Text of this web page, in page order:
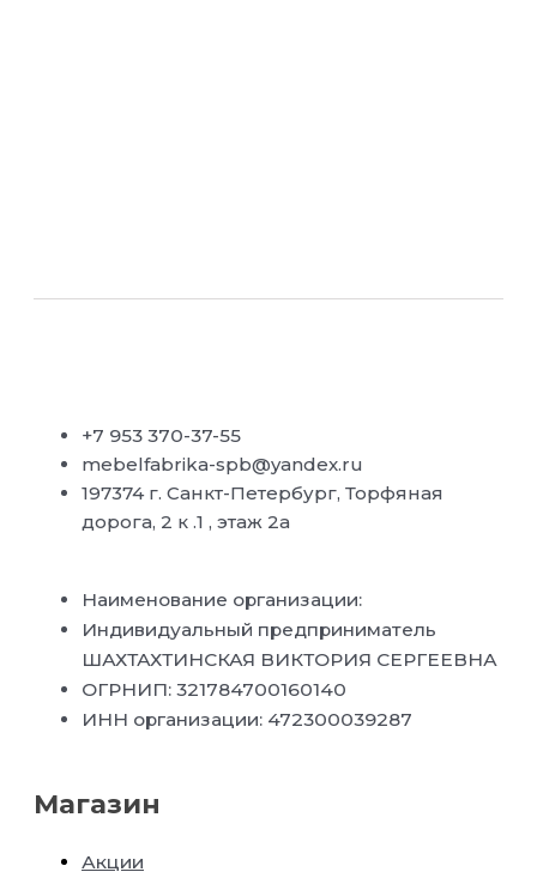
+7 953 370-37-55
mebelfabrika-spb@yandex.ru
197374 г. Санкт-Петербург, Торфяная
дорога, 2 к .1 , этаж 2а
Наименование организации:
Индивидуальный предприниматель
ШАХТАХТИНСКАЯ ВИКТОРИЯ СЕРГЕЕВНА
ОГРНИП: 321784700160140
ИНН организации: 472300039287
Магазин
Акции